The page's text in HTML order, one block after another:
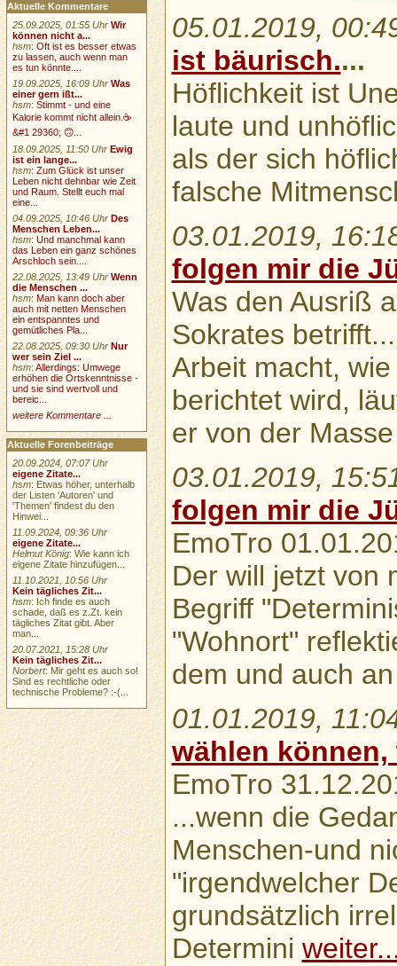
05.01.2019,
ist bäurisch....
Höflichkeit ist
laute und
als der sich
falsche
03.01.2019,
folgen mir die
Was den Ausriß
Sokrates
Arbeit macht,
berichtet wird,
er von der
03.01.2019,
folgen mir die
EmoTro
Der will jetzt von
Begriff
"Wohnort"
dem und auch
01.01.2019,
wählen können,
EmoTro
...wenn die
Menschen-und
"irgendwelcher
grundsätzlich
Determini
Aktuelle Kommentare
25.09.2025, 01:55 Uhr Wir
können nicht a...
hsm:Oft ist es besser etwas
zu lassen, auch wenn man
es tun könnte....
19.09.2025, 16:09 Uhr Was
einer gern ißt...
hsm:Stimmt - und eine
Kalorie kommt nicht allein.☕
&#1 29360; 🙃...
18.09.2025, 11:50 Uhr Ewig
ist ein lange...
hsm:Zum Glück ist unser
Leben nicht dehnbar wie Zeit
und Raum. Stellt euch mal
eine...
04.09.2025, 10:46 Uhr Des
Menschen Leben...
hsm:Und manchmal kann
das Leben ein ganz schönes
Arschloch sein....
22.08.2025, 13:49 Uhr Wenn
die Menschen ...
hsm:Man kann doch aber
auch mit netten Menschen
ein entspanntes und
gemütliches Pla...
22.08.2025, 09:30 Uhr Nur
wer sein Ziel ...
hsm:Allerdings: Umwege
erhöhen die Ortskenntnisse -
und sie sind wertvoll und
bereic...
weitere Kommentare ...
Aktuelle Forenbeiträge
20.09.2024, 07:07 Uhr
eigene Zitate...
hsm: Etwas höher, unterhalb
der Listen 'Autoren' und
'Themen' findest du den
Hinwei...
11.09.2024, 09:36 Uhr
eigene Zitate...
Helmut König: Wie kann ich
eigene Zitate hinzufügen...
11.10.2021, 10:56 Uhr
Kein tägliches Zit...
hsm: Ich finde es auch
schade, daß es z.Zt. kein
tägliches Zitat gibt. Aber
man...
20.07.2021, 15:28 Uhr
Kein tägliches Zit...
Norbert: Mir geht es auch so!
Sind es rechtliche oder
technische Probleme? :-(...